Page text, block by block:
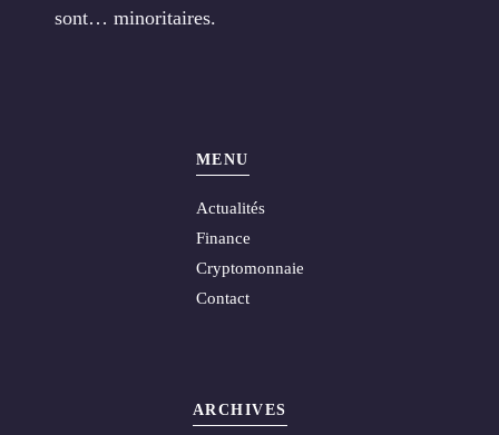
sont… minoritaires.
MENU
Actualités
Finance
Cryptomonnaie
Contact
ARCHIVES